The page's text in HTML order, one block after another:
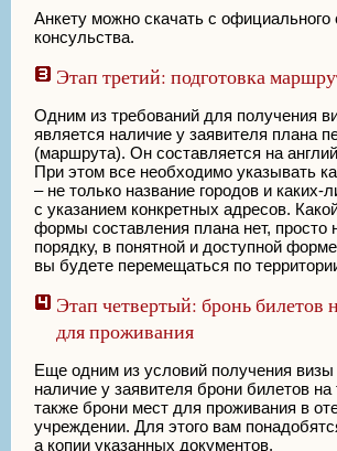
Анкету можно скачать с официального
консульства.
Этап третий: подготовка
Одним из требований для получения
является наличие у заявителя плана
(маршрута). Он составляется на
При этом все необходимо указывать
– не только название городов и каких-
с указанием конкретных адресов.
формы составления плана нет, просто
порядку, в понятной и доступной
вы будете перемещаться по
Этап четвертый: бронь билетов
для проживания
Еще одним из условий получения визы
наличие у заявителя брони билетов на
также брони мест для проживания в
учреждении. Для этого вам
а копии указанных документов.